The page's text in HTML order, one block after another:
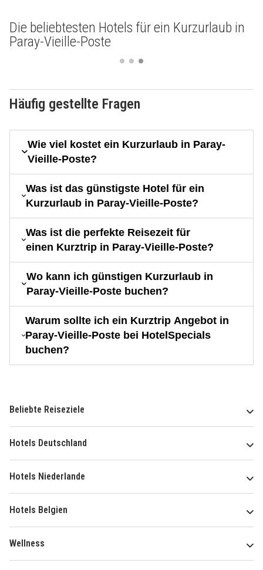
Die beliebtesten Hotels für ein Kurzurlaub in
Paray-Vieille-Poste
Häufig gestellte Fragen
Wie viel kostet ein Kurzurlaub in Paray-
Vieille-Poste?
Was ist das günstigste Hotel für ein
Kurzurlaub in Paray-Vieille-Poste?
Was ist die perfekte Reisezeit für
einen Kurztrip in Paray-Vieille-Poste?
Wo kann ich günstigen Kurzurlaub in
Paray-Vieille-Poste buchen?
Warum sollte ich ein Kurztrip Angebot in
Paray-Vieille-Poste bei HotelSpecials
buchen?
Beliebte Reiseziele
Hotels Deutschland
Hotels Niederlande
Hotels Belgien
Wellness